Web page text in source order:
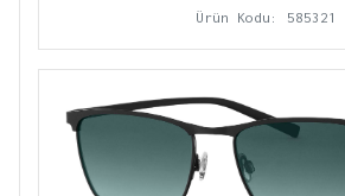
Ürün Kodu: 585321